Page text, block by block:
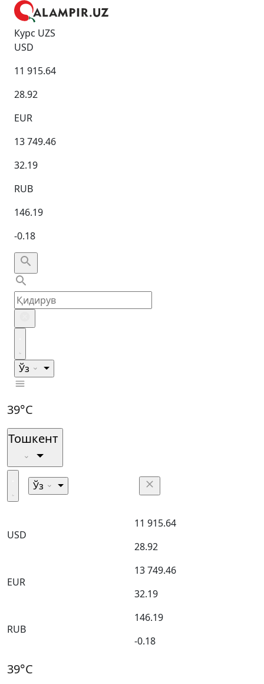
Курс UZS
USD
11 915.64
28.92
EUR
13 749.46
32.19
RUB
146.19
-0.18
Ўз
39°C
Тошкент
Ўз
USD
11 915.64
28.92
EUR
13 749.46
32.19
RUB
146.19
-0.18
39°C